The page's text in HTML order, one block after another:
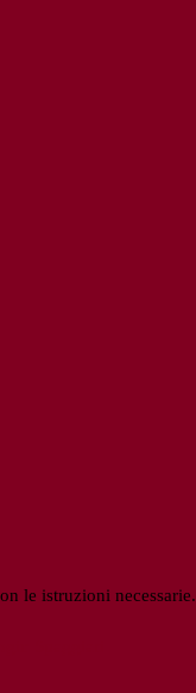
le istruzioni necessarie.